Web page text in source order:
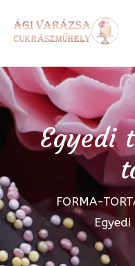
Egyedi
FORMA-